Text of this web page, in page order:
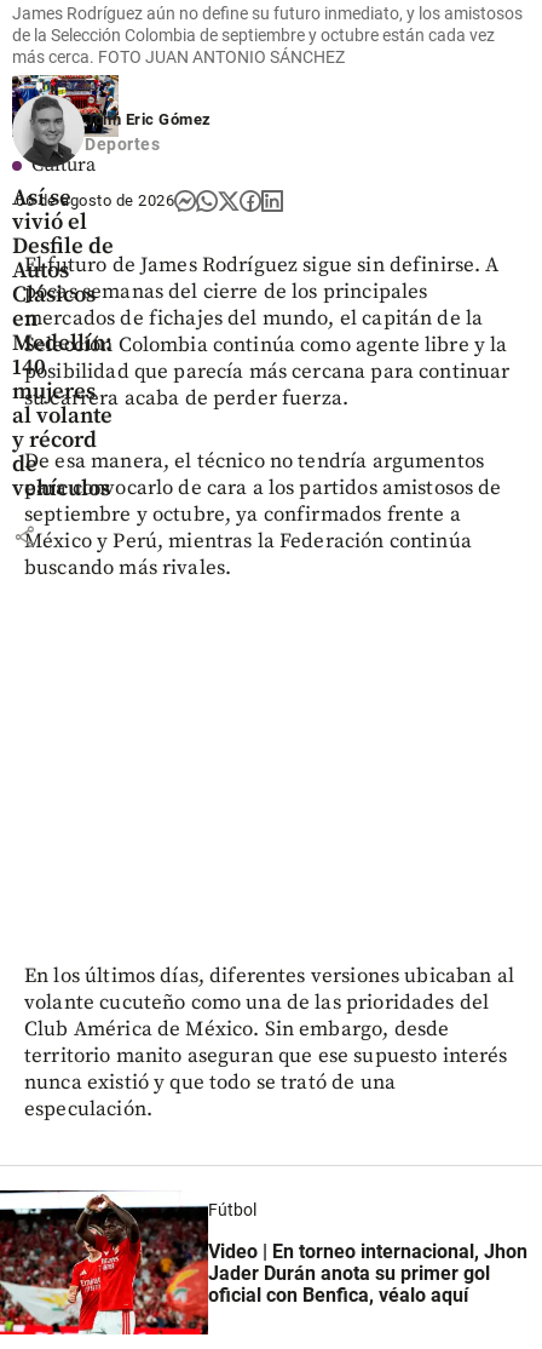
share
Cultura
Así se
vivió el
Desfile de
Autos
Clásicos
en
Medellín:
140
mujeres
al volante
y récord
de
vehículos
share
James Rodríguez aún no define su futuro inmediato, y los amistosos
de la Selección Colombia de septiembre y octubre están cada vez
más cerca. FOTO JUAN ANTONIO SÁNCHEZ
John Eric Gómez
Deportes
06 de agosto de 2026
El futuro de James Rodríguez sigue sin definirse. A
pocas semanas del cierre de los principales
mercados de fichajes del mundo, el capitán de la
Selección Colombia continúa como agente libre y la
posibilidad que parecía más cercana para continuar
su carrera acaba de perder fuerza.
De esa manera, el técnico no tendría argumentos
para convocarlo de cara a los partidos amistosos de
septiembre y octubre, ya confirmados frente a
México y Perú, mientras la Federación continúa
buscando más rivales.
En los últimos días, diferentes versiones ubicaban al
volante cucuteño como una de las prioridades del
Club América de México. Sin embargo, desde
territorio manito aseguran que ese supuesto interés
nunca existió y que todo se trató de una
especulación.
Fútbol
Video | En torneo internacional, Jhon
Jader Durán anota su primer gol
oficial con Benfica, véalo aquí